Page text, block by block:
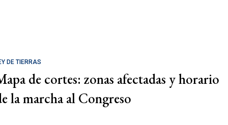
DE TIERRAS
de cortes: zonas afectadas y horario
la marcha al Congreso